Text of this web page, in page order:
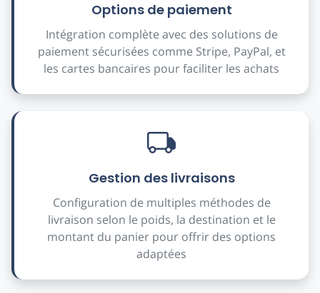
Options de paiement
Intégration complète avec des solutions de
paiement sécurisées comme Stripe, PayPal, et
les cartes bancaires pour faciliter les achats
Gestion des livraisons
Configuration de multiples méthodes de
livraison selon le poids, la destination et le
montant du panier pour offrir des options
adaptées